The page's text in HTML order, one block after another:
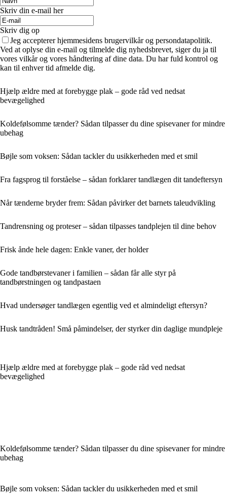
Skriv din e-mail her
Skriv dig op
Jeg accepterer hjemmesidens brugervilkår og persondatapolitik.
Ved at oplyse din e-mail og tilmelde dig nyhedsbrevet, siger du ja til
vores vilkår og vores håndtering af dine data. Du har fuld kontrol og
kan til enhver tid afmelde dig.
Hjælp ældre med at forebygge plak – gode råd ved nedsat
bevægelighed
Koldefølsomme tænder? Sådan tilpasser du dine spisevaner for mindre
ubehag
Bøjle som voksen: Sådan tackler du usikkerheden med et smil
Fra fagsprog til forståelse – sådan forklarer tandlægen dit tandeftersyn
Når tænderne bryder frem: Sådan påvirker det barnets taleudvikling
Tandrensning og proteser – sådan tilpasses tandplejen til dine behov
Frisk ånde hele dagen: Enkle vaner, der holder
Gode tandbørstevaner i familien – sådan får alle styr på
tandbørstningen og tandpastaen
Hvad undersøger tandlægen egentlig ved et almindeligt eftersyn?
Husk tandtråden! Små påmindelser, der styrker din daglige mundpleje
Hjælp ældre med at forebygge plak – gode råd ved nedsat
bevægelighed
Koldefølsomme tænder? Sådan tilpasser du dine spisevaner for mindre
ubehag
Bøjle som voksen: Sådan tackler du usikkerheden med et smil